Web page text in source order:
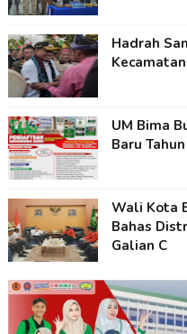
Hadrah
UM Bima
Baru
Wali Kota
Bahas
Galian C